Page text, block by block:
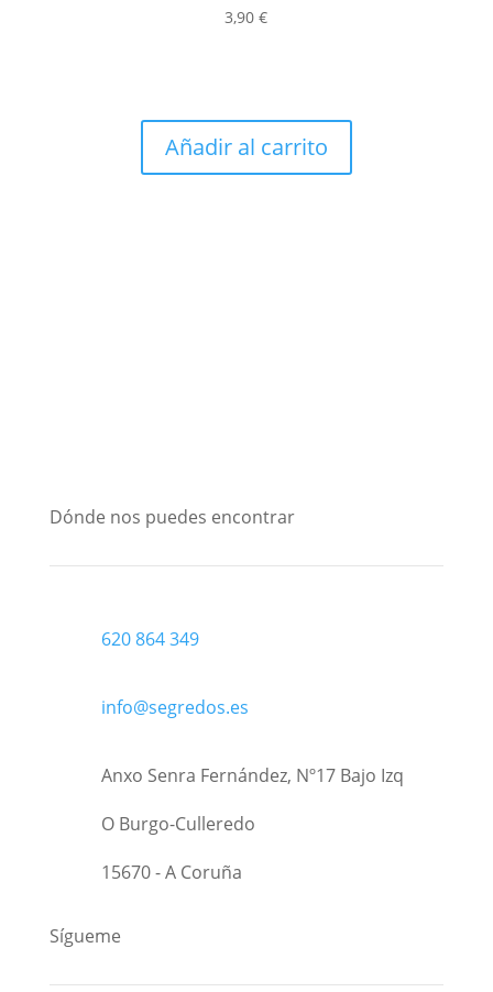
3,90€
Añadir al carrito
Dónde nos puedes encontrar
620 864 349
info@segredos.es
Anxo Senra Fernández, Nº17 Bajo Izq
O Burgo-Culleredo
15670 - A Coruña
Sígueme